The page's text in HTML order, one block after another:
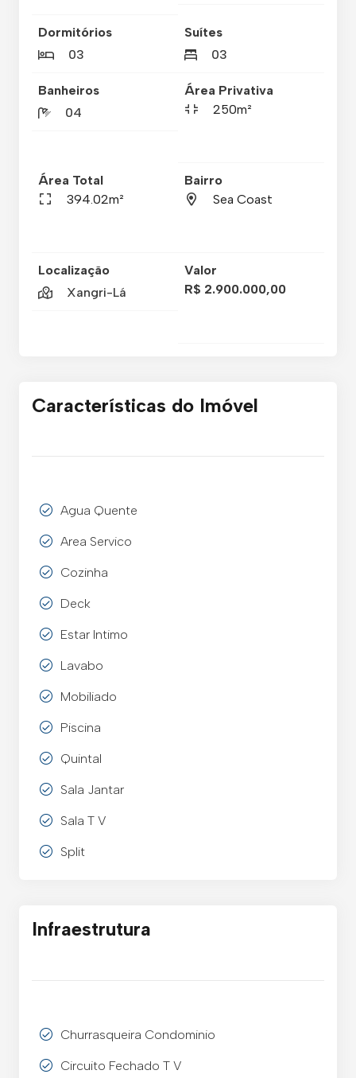
Dormitórios
03
Suítes
03
Banheiros
04
Área Privativa
250m²
Área Total
394.02m²
Bairro
Sea Coast
Localização
Xangri-Lá
Valor
R$ 2.900.000,00
Características do Imóvel
Agua Quente
Area Servico
Cozinha
Deck
Estar Intimo
Lavabo
Mobiliado
Piscina
Quintal
Sala Jantar
Sala T V
Split
Infraestrutura
Churrasqueira Condominio
Circuito Fechado T V